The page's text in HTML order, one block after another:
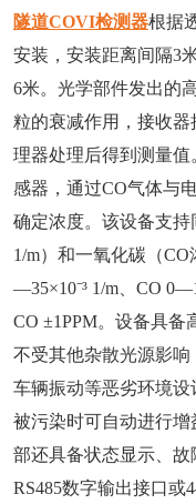
隧道COVI检测器根据
安装，安装距离间隔3
6米。光学部件发出的
粒的衰减作用，接收
理器处理后得到测量
感器，通过CO气体与
确定浓度。该设备支
1/m）和一氧化碳（
—35×10⁻³ 1/m、CO
CO ±1PPM。设备具备
不受其他杂散光源影响
车辆振动等恶劣环境
被污染时可自动进行
部还具备状态显示、
RS485数字输出接口